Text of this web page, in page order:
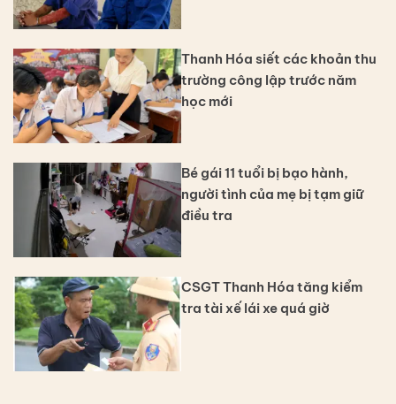
Thanh Hóa siết các khoản thu
trường công lập trước năm
học mới
Bé gái 11 tuổi bị bạo hành,
người tình của mẹ bị tạm giữ
điều tra
CSGT Thanh Hóa tăng kiểm
tra tài xế lái xe quá giờ